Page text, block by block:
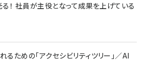
！ 社員が主役となって成果を上げている
ための「アクセシビリティツリー」／AI